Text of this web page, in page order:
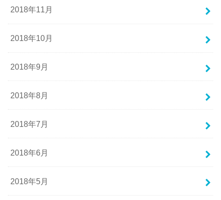
2018年11月
2018年10月
2018年9月
2018年8月
2018年7月
2018年6月
2018年5月